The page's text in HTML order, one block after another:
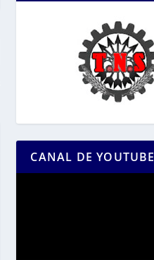
CANAL DE YOUTUBE